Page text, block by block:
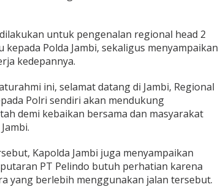
untuk pengenalan regional head 2
kepada Polda Jambi, sekaligus menyampaikan
kedepannya.
ini, selamat datang di Jambi, Regional
Polri sendiri akan mendukung
demi kebaikan bersama dan masyarakat
Kapolda Jambi juga menyampaikan
PT Pelindo butuh perhatian karena
yang berlebih menggunakan jalan tersebut.